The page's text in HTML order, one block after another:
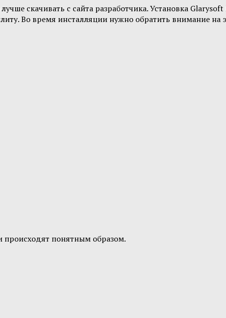
скачивать с сайта разработчика. Установка
Во время инсталляции нужно обратить внимание на
происходят понятным образом.